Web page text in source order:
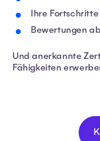
Ihre
Bewertungen
Und anerkannte
Fähigkeiten